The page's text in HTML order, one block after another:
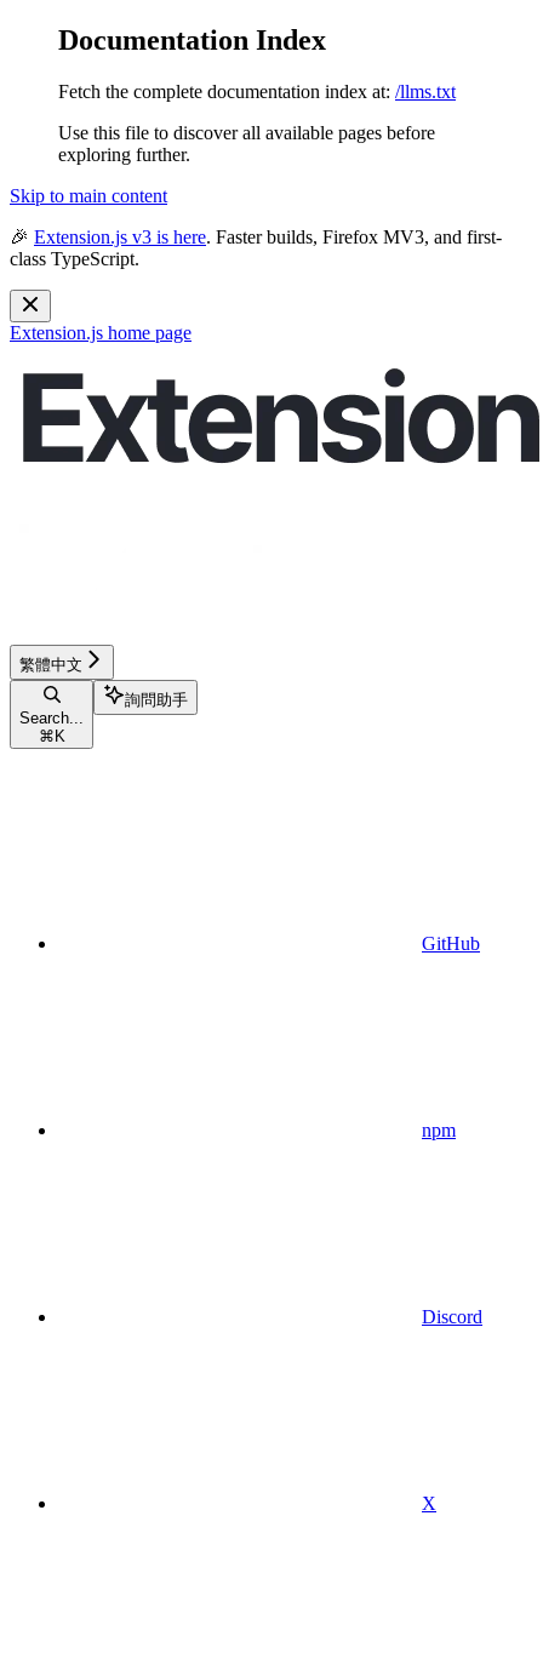
Documentation Index
Fetch the complete documentation index at: /llms.txt
Use this file to discover all available pages before
exploring further.
Skip to main content
🎉 Extension.js v3 is here. Faster builds, Firefox MV3, and first-
class TypeScript.
Extension.js home page
繁體中文
Search...
⌘ K
詢問助手
GitHub
npm
Discord
X